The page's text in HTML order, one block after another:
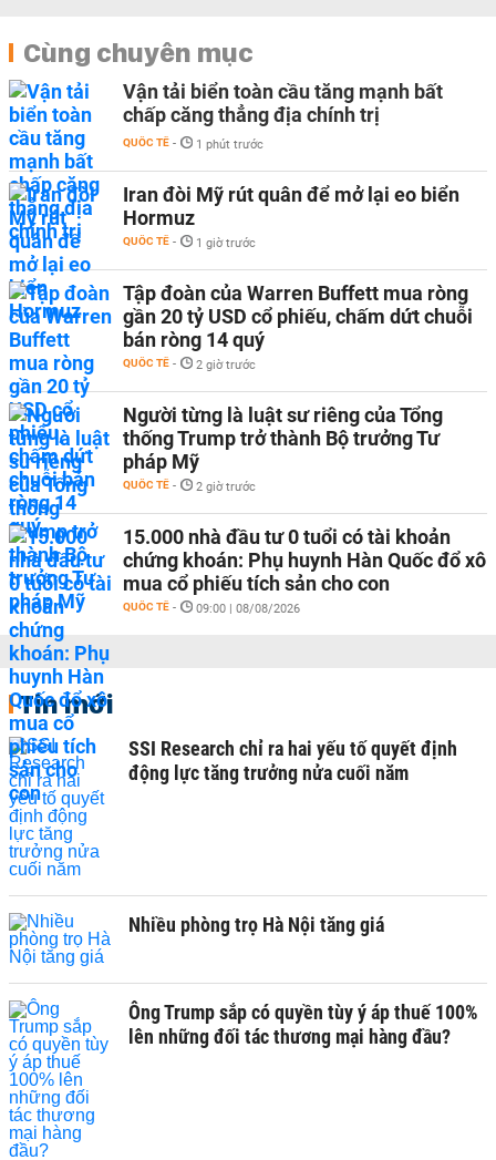
Cùng chuyên mục
Vận tải biển toàn cầu tăng mạnh bất
chấp căng thẳng địa chính trị
QUỐC TẾ - 1 phút trước
Iran đòi Mỹ rút quân để mở lại eo biển
Hormuz
QUỐC TẾ - 1 giờ trước
Tập đoàn của Warren Buffett mua ròng
gần 20 tỷ USD cổ phiếu, chấm dứt chuỗi
bán ròng 14 quý
QUỐC TẾ - 2 giờ trước
Người từng là luật sư riêng của Tổng
thống Trump trở thành Bộ trưởng Tư
pháp Mỹ
QUỐC TẾ - 2 giờ trước
15.000 nhà đầu tư 0 tuổi có tài khoản
chứng khoán: Phụ huynh Hàn Quốc đổ xô
mua cổ phiếu tích sản cho con
QUỐC TẾ - 09:00 | 08/08/2026
Tin mới
SSI Research chỉ ra hai yếu tố quyết định
động lực tăng trưởng nửa cuối năm
Nhiều phòng trọ Hà Nội tăng giá
Ông Trump sắp có quyền tùy ý áp thuế 100%
lên những đối tác thương mại hàng đầu?